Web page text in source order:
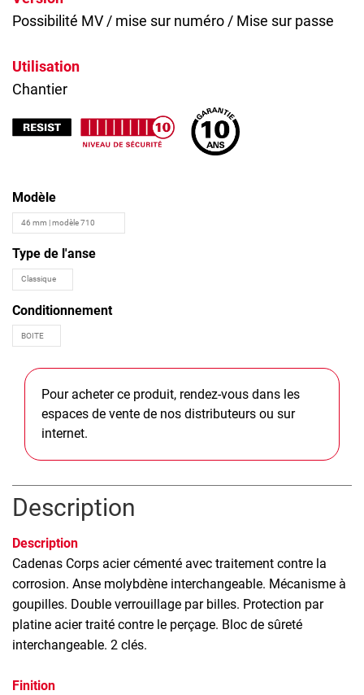
Possibilité MV / mise sur numéro / Mise sur passe
Utilisation
Chantier
Modèle
Type de l'anse
Conditionnement
Pour acheter ce produit, rendez-vous dans les
espaces de vente de nos distributeurs ou sur
internet.
Description
Description
Cadenas Corps acier cémenté avec traitement contre la
corrosion. Anse molybdène interchangeable. Mécanisme à
goupilles. Double verrouillage par billes. Protection par
platine acier traité contre le perçage. Bloc de sûreté
interchangeable. 2 clés.
Finition